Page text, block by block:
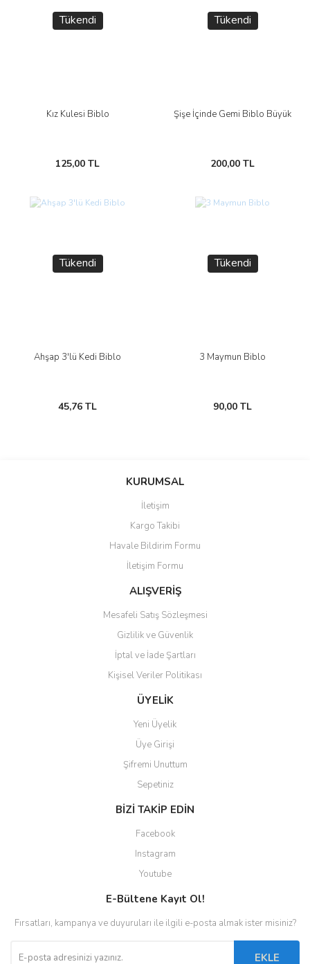
Tükendi
Kız Kulesi Biblo
125,00 TL
Tükendi
Şişe İçinde Gemi Biblo Büyük
200,00 TL
Tükendi
Ahşap 3'lü Kedi Biblo
45,76 TL
Tükendi
3 Maymun Biblo
90,00 TL
KURUMSAL
İletişim
Kargo Takibi
Havale Bildirim Formu
İletişim Formu
ALIŞVERİŞ
Mesafeli Satış Sözleşmesi
Gizlilik ve Güvenlik
İptal ve İade Şartları
Kişisel Veriler Politikası
ÜYELİK
Yeni Üyelik
Üye Girişi
Şifremi Unuttum
Sepetiniz
BİZİ TAKİP EDİN
Facebook
Instagram
Youtube
E-Bültene Kayıt Ol!
Fırsatları, kampanya ve duyuruları ile ilgili e-posta almak ister misiniz?
EKLE